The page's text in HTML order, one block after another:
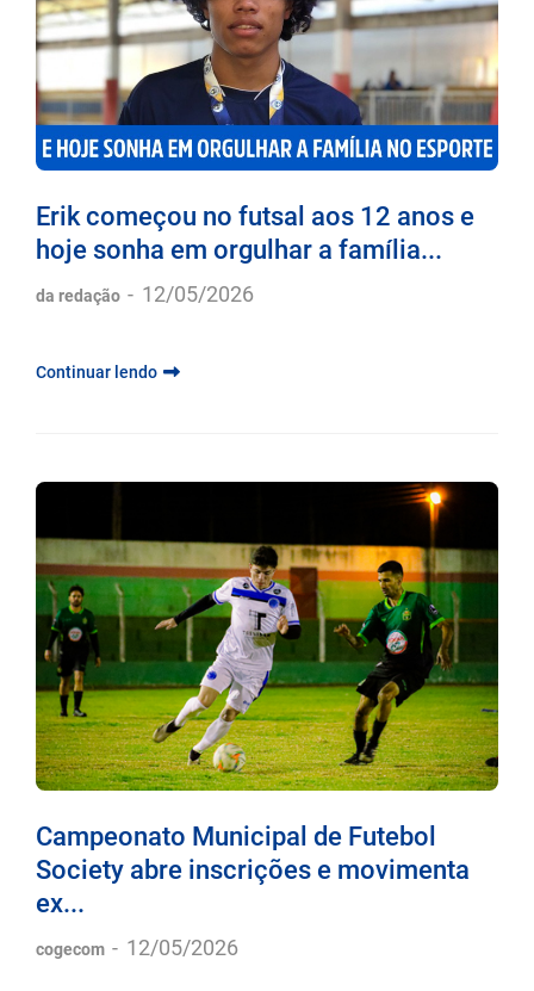
Erik começou no futsal aos 12 anos e
hoje sonha em orgulhar a família...
da redação - 12/05/2026
Continuar lendo
Campeonato Municipal de Futebol
Society abre inscrições e movimenta
ex...
cogecom - 12/05/2026